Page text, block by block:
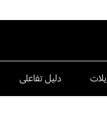
دليل تفاعلى